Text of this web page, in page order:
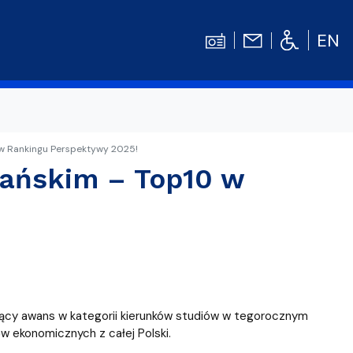
EN
Kontakt
Aktualności
Niezbędnik Studenta
Gala Absolwentów
Centrum Wychowania Fizycznego i
Rankingu Perspektywy 2025!
– Top10 w
awans w kategorii kierunków studiów w tegorocznym
ekonomicznych z całej Polski.